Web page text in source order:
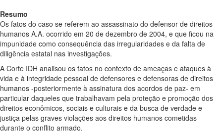
Resumo
Os fatos do caso se referem ao assassinato do defensor de direitos
humanos A.A. ocorrido em 20 de dezembro de 2004, e que ficou na
impunidade como consequência das irregularidades e da falta de
diligência estatal nas investigações.
A Corte IDH analisou os fatos no contexto de ameaças e ataques à
vida e à integridade pessoal de defensores e defensoras de direitos
humanos -posteriormente à assinatura dos acordos de paz- em
particular daqueles que trabalhavam pela proteção e promoção dos
direitos econômicos, sociais e culturais e da busca de verdade e
justiça pelas graves violações aos direitos humanos cometidas
durante o conflito armado.